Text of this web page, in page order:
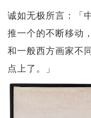
诚如无极所言：「
推一个的不断移动
和一般西方画家不
点上了。」